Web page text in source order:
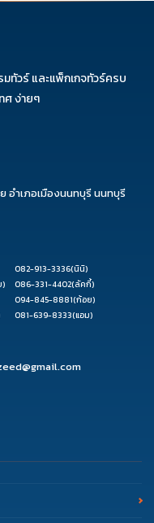
ชั่วโมง
ทัวร์ และแพ็กเกจทัวร์ครบ
ศ ง่ายๆ
อำเภอเมืองนนทบุรี นนทบุรี
082-913-3336(นินิ)
) 086-331-4402(ลัคกี้)
094-845-8881(ก้อย)
081-639-8333(แอม)